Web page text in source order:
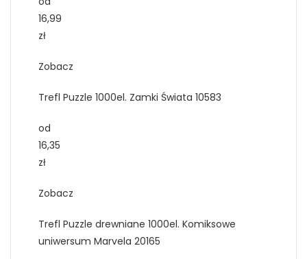
16,99
zł
Zobacz
Trefl Puzzle 1000el. Zamki Świata 10583
od
16,35
zł
Zobacz
Trefl Puzzle drewniane 1000el. Komiksowe
uniwersum Marvela 20165